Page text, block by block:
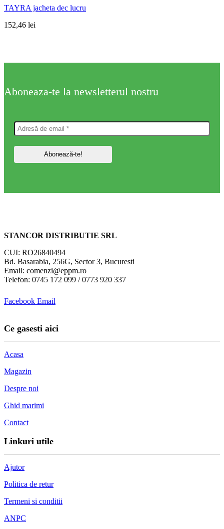
TAYRA jacheta dec lucru
152,46 lei
Aboneaza-te la newsletterul nostru
STANCOR DISTRIBUTIE SRL
CUI: RO26840494
Bd. Basarabia, 256G, Sector 3, Bucuresti
Email: comenzi@eppm.ro
Telefon: 0745 172 099 / 0773 920 337
Facebook Email
Ce gasesti aici
Acasa
Magazin
Despre noi
Ghid marimi
Contact
Linkuri utile
Ajutor
Politica de retur
Termeni si conditii
ANPC